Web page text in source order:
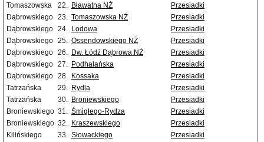
Tomaszowska
22. Bławatna NŻ
Przesiadki
Dąbrowskiego 23. Tomaszowska NŻ
Przesiadki
Dąbrowskiego 24. Lodowa
Przesiadki
Dąbrowskiego 25. Ossendowskiego NŻ
Przesiadki
Dąbrowskiego 26. Dw. Łódź Dąbrowa NŻ
Przesiadki
Dąbrowskiego 27. Podhalańska
Przesiadki
Dąbrowskiego 28. Kossaka
Przesiadki
Tatrzańska
29. Rydla
Przesiadki
Tatrzańska
30. Broniewskiego
Przesiadki
Broniewskiego 31. Śmigłego-Rydza
Przesiadki
Broniewskiego 32. Kraszewskiego
Przesiadki
Kilińskiego
33. Słowackiego
Przesiadki